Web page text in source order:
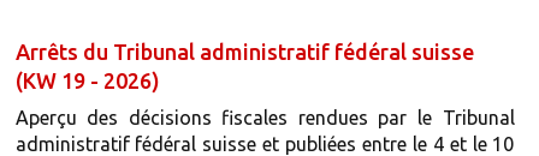
Arrêts du Tribunal administratif fédéral suisse
(KW 19 - 2026)
Aperçu des décisions fiscales rendues par le Tribunal
administratif fédéral suisse et publiées entre le 4 et le 10